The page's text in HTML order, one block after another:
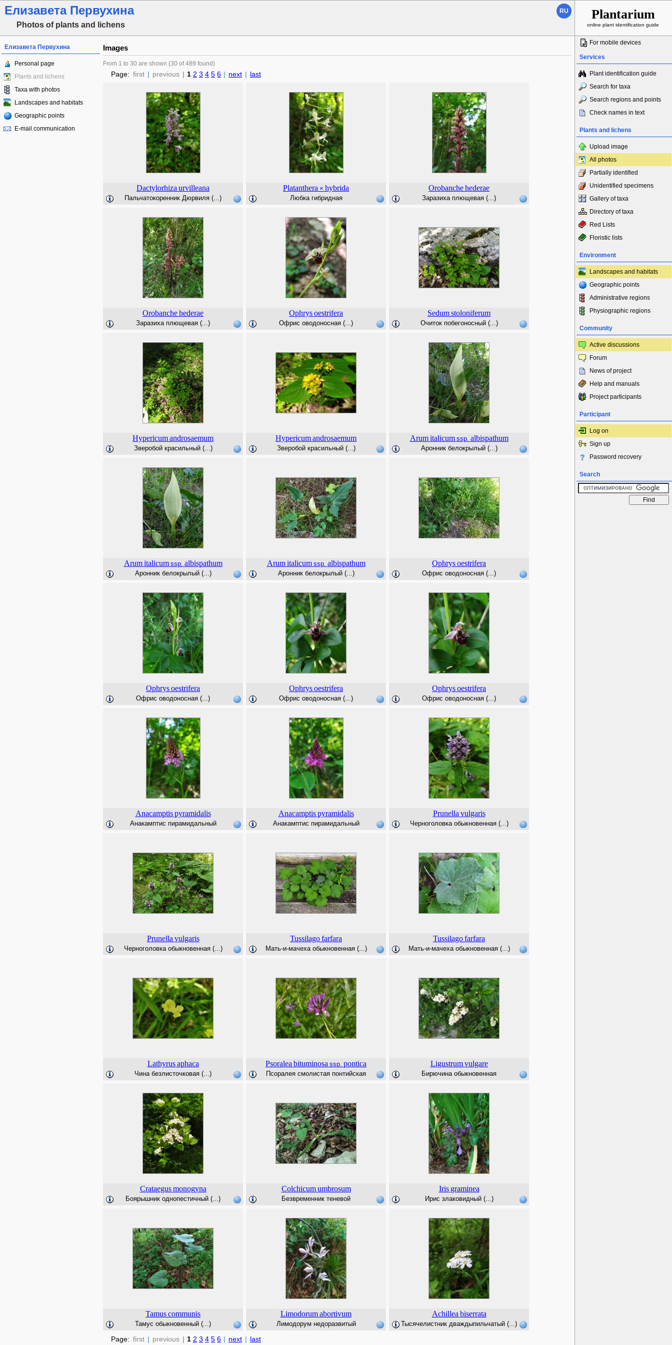
Елизавета Первухина
Photos of plants and lichens
RU Plantarium
online plant identification guide
Елизавета Первухина
Personal page
Plants and lichens
Taxa with photos
Landscapes and habitats
Geographic points
E-mail communication
Images
From 1 to 30 are shown (30 of 489 found)
Page: first | previous | 1 2 3 4 5 6 | next | last
Dactylorhiza urvilleana
Пальчатокоренник Дюрвиля (...)
Platanthera × hybrida
Любка гибридная
Orobanchehederae
Заразиха плющевая (...)
Orobanchehederae
Заразиха плющевая (...)
Ophrysoestrifera
Офрис оводоносная (...)
Sedumstoloniferum
Очиток побегоносный (...)
Hypericumandrosaemum
Зверобой красильный (...)
Hypericumandrosaemum
Зверобой красильный (...)
Arum italicum ssp. albispathum
Аронник белокрылый (...)
Arum italicum ssp. albispathum
Аронник белокрылый (...)
Arum italicum ssp. albispathum
Аронник белокрылый (...)
Ophrysoestrifera
Офрис оводоносная (...)
Ophrysoestrifera
Офрис оводоносная (...)
Ophrysoestrifera
Офрис оводоносная (...)
Ophrysoestrifera
Офрис оводоносная (...)
Anacamptis pyramidalis
Анакамптис пирамидальный
Anacamptis pyramidalis
Анакамптис пирамидальный
Prunella vulgaris
Черноголовка обыкновенная (...)
Prunella vulgaris
Черноголовка обыкновенная (...)
Tussilagofarfara
Мать-и-мачеха обыкновенная (...)
Tussilagofarfara
Мать-и-мачеха обыкновенная (...)
Lathyrus aphaca
Чина безлисточковая (...)
Psoralea bituminosa ssp. pontica
Псоралея смолистая понтийская
Ligustrum vulgare
Бирючина обыкновенная
Crataegus monogyna
Боярышник однопестичный (...)
Colchicum umbrosum
Безвременник теневой
Iris graminea
Ирис злаковидный (...)
Tamuscommunis
Тамус обыкновенный (...)
Limodorumabortivum
Лимодорум недоразвитый
Achillea biserrata
Тысячелистник дваждыпильчатый (...)
Page: first | previous | 1 2 3 4 5 6 | next | last
For mobile devices
Services
Plant identification guide
Search for taxa
Search regions and points
Check names in text
Plants and lichens
Upload image
All photos
Partially identified
Unidentified specimens
Gallery of taxa
Directory of taxa
Red Lists
Floristic lists
Environment
Landscapes and habitats
Geographic points
Administrative regions
Physiographic regions
Community
Active discussions
Forum
News of project
Help and manuals
Project participants
Participant
Log on
Sign up
Password recovery
Search